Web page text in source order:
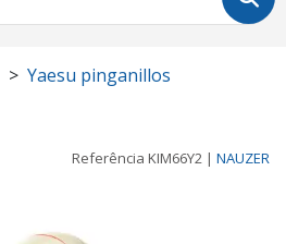
Yaesu pinganillos
Referência KIM66Y2 | NAUZER